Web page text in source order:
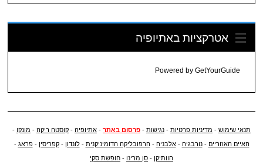
אטרקציות באתיופיה
Powered by GetYourGuide
תנאי שימוש - מדיניות פרטיות - נגישות - פרסום באתר - אתיופיה - קוסטה ריקה - מונקו -
האיים האזוריים -נורבגיה -אלבניה -הרפובליקה הדומיניקנית -לונדון -קפריסין -פראג -
הוותיקן - סן מרינו - חופשת סקי